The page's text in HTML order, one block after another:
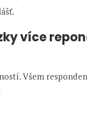
více
Všem